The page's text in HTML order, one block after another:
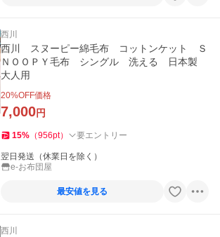
西川
西川 スヌーピー綿毛布 コットンケット Ｓ
ＮＯＯＰＹ毛布 シングル 洗える 日本製
大人用
20%OFF価格
7,000円
15% （956pt） 要エントリー
翌日発送（休業日を除く）
e-お布団屋
最安値を見る
西川